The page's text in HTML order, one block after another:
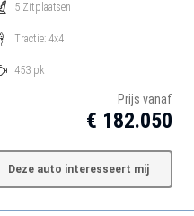
5 Zitplaatsen
Tractie: 4x4
453 pk
Prijs vanaf
€ 182.050
Deze auto interesseert mij